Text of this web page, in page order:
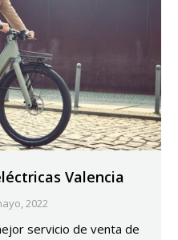
Valencia
2022
servicio de venta de